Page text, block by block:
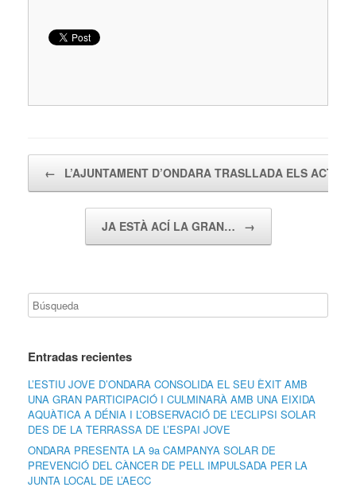
← L’AJUNTAMENT D’ONDARA TRASLLADA ELS
JA ESTÀ ACÍ LA GRAN… →
Entradas recientes
L’ESTIU JOVE D’ONDARA CONSOLIDA EL SEU ÈXIT AMB
UNA GRAN PARTICIPACIÓ I CULMINARÀ AMB UNA EIXIDA
AQUÀTICA A DÉNIA I L’OBSERVACIÓ DE L’ECLIPSI SOLAR
DES DE LA TERRASSA DE L’ESPAI JOVE
ONDARA PRESENTA LA 9a CAMPANYA SOLAR DE
PREVENCIÓ DEL CÀNCER DE PELL IMPULSADA PER LA
JUNTA LOCAL DE L’AECC